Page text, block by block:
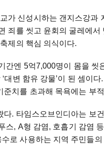
가 신성시하는 갠지스강과
죄를 씻고 윤회의 굴레에
제의 핵심 의식이다.
간엔 5억7,000명이 몸을
대변 함유 강물’이 된 셈이
준치를 초과해 목욕에는 부
다. 타임스오브인디아는 보
스, A형 감염, 호흡기 감염
로 사용하는 지역 주민들